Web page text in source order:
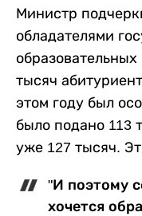
Министр
обладателями
образовательных
тысяч
этом году был
было подано 113
уже 127 тысяч.
"И поэтому
хочется